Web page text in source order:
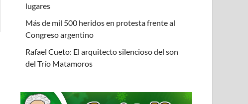
lugares
Más de mil 500 heridos en protesta frente al
Congreso argentino
Rafael Cueto: El arquitecto silencioso del son
del Trío Matamoros